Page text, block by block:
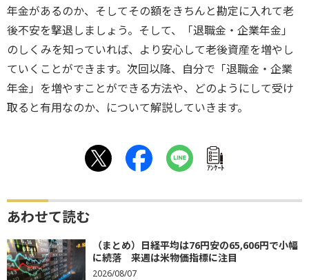
年金があるのか、そしてその額をきちんと勘定に入れて老
後不安を撃退しましょう。そして、「退職金・企業年金」
のしくみを知っていれば、より安心して老後資産を増やし
ていくことができます。次回以降、自分で「退職金・企業
年金」を増やすことができる方法や、どのようにして受け
取ると有用なのか、について解説していきます。
ｱﾝｹｰﾄ
あわせて読む
（まとめ）日経平均は76円安の65,606円で小幅
に続落 来週は米物価指標に注目
2026/08/07